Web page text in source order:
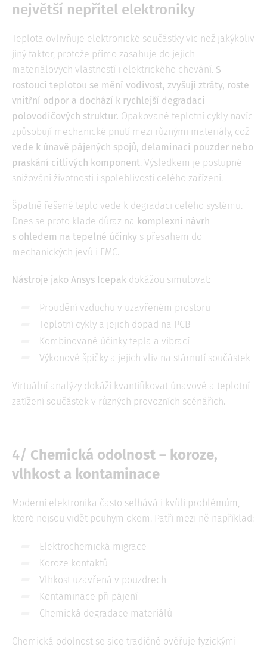
největší nepřítel elektroniky
Teplota ovlivňuje elektronické součástky víc než jakýkoliv
jiný faktor, protože přímo zasahuje do jejich
materiálových vlastností i elektrického chování. S
rostoucí teplotou se mění vodivost, zvyšují ztráty, roste
vnitřní odpor a dochází k rychlejší degradaci
polovodičových struktur. Opakované teplotní cykly navíc
způsobují mechanické pnutí mezi různými materiály, což
vede k únavě pájených spojů, delaminaci pouzder nebo
praskání citlivých komponent. Výsledkem je postupné
snižování životnosti i spolehlivosti celého zařízení.
Špatně řešené teplo vede k degradaci celého systému.
Dnes se proto klade důraz na komplexní návrh
s ohledem na tepelné účinky s přesahem do
mechanických jevů i EMC.
Nástroje jako Ansys Icepak dokážou simulovat:
Proudění vzduchu v uzavřeném prostoru
Teplotní cykly a jejich dopad na PCB
Kombinované účinky tepla a vibrací
Výkonové špičky a jejich vliv na stárnutí součástek
Virtuální analýzy dokáží kvantifikovat únavové a teplotní
zatížení součástek v různých provozních scénářích.
4/ Chemická odolnost – koroze,
vlhkost a kontaminace
Moderní elektronika často selhává i kvůli problémům,
které nejsou vidět pouhým okem. Patří mezi ně například:
Elektrochemická migrace
Koroze kontaktů
Vlhkost uzavřená v pouzdrech
Kontaminace při pájení
Chemická degradace materiálů
Chemická odolnost se sice tradičně ověřuje fyzickými